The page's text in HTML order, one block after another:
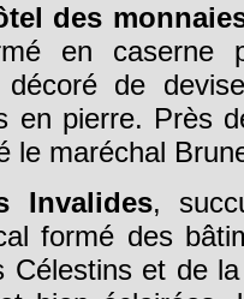
des
en caserne
décoré de
en pierre. Près
le maréchal
Invalides,
formé des
Célestins et de